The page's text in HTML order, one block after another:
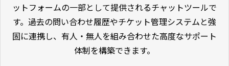
ットフォームの一部として提供されるチャットツールで
す。過去の問い合わせ履歴やチケット管理システムと強
固に連携し、有人・無人を組み合わせた高度なサポート
体制を構築できます。